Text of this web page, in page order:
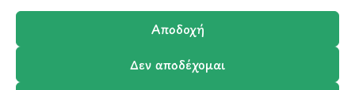
Αποδοχή
Δεν αποδέχομαι
Λ.Περικλέους 56,
Χολαργός 15561